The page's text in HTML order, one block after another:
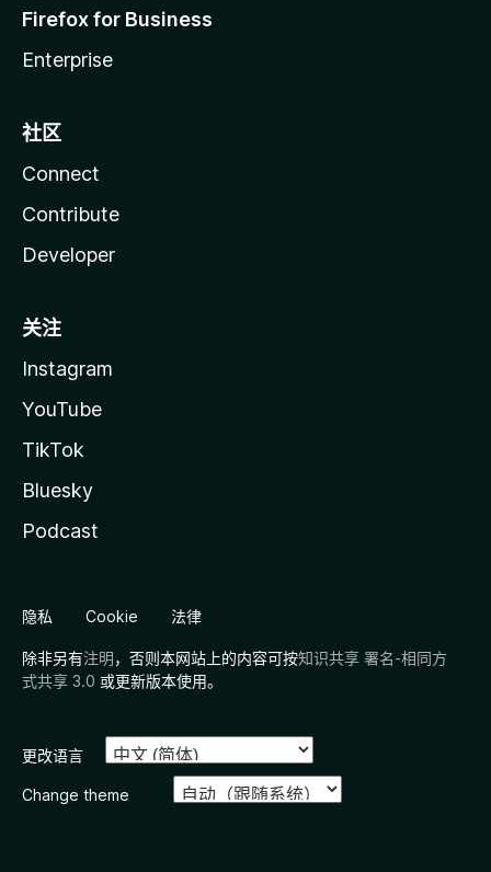
Firefox for Business
Enterprise
社区
Connect
Contribute
Developer
关注
Instagram
YouTube
TikTok
Bluesky
Podcast
隐私 Cookie 法律
除非另有注明，否则本网站上的内容可按知识共享 署名-相同方
式共享 3.0 或更新版本使用。
更改语言
Change theme